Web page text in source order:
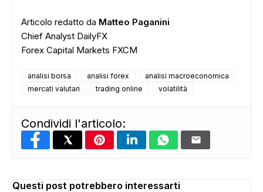
Articolo redatto da Matteo Paganini
Chief Analyst DailyFX
Forex Capital Markets FXCM
analisi borsa analisi forex
analisi macroeconomica
mercati valutari
trading online volatilità
Condividi l'articolo:
Questi post potrebbero interessarti